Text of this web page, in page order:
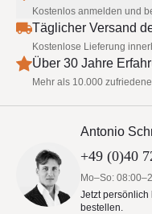
Kostenlos anmelden und
Täglicher Versand
Kostenlose Lieferung
Über 30 Jahre
Mehr als 10.000
Antonio
+49 (0)40
Mo–So:
Jetzt persönlich
bestellen.